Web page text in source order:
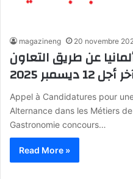
magazineng 20 novembre
عن طريق التعاون
2025
Appel à Candidatures pour
Alternance dans les Métiers
Gastronomie concours…
Read More »